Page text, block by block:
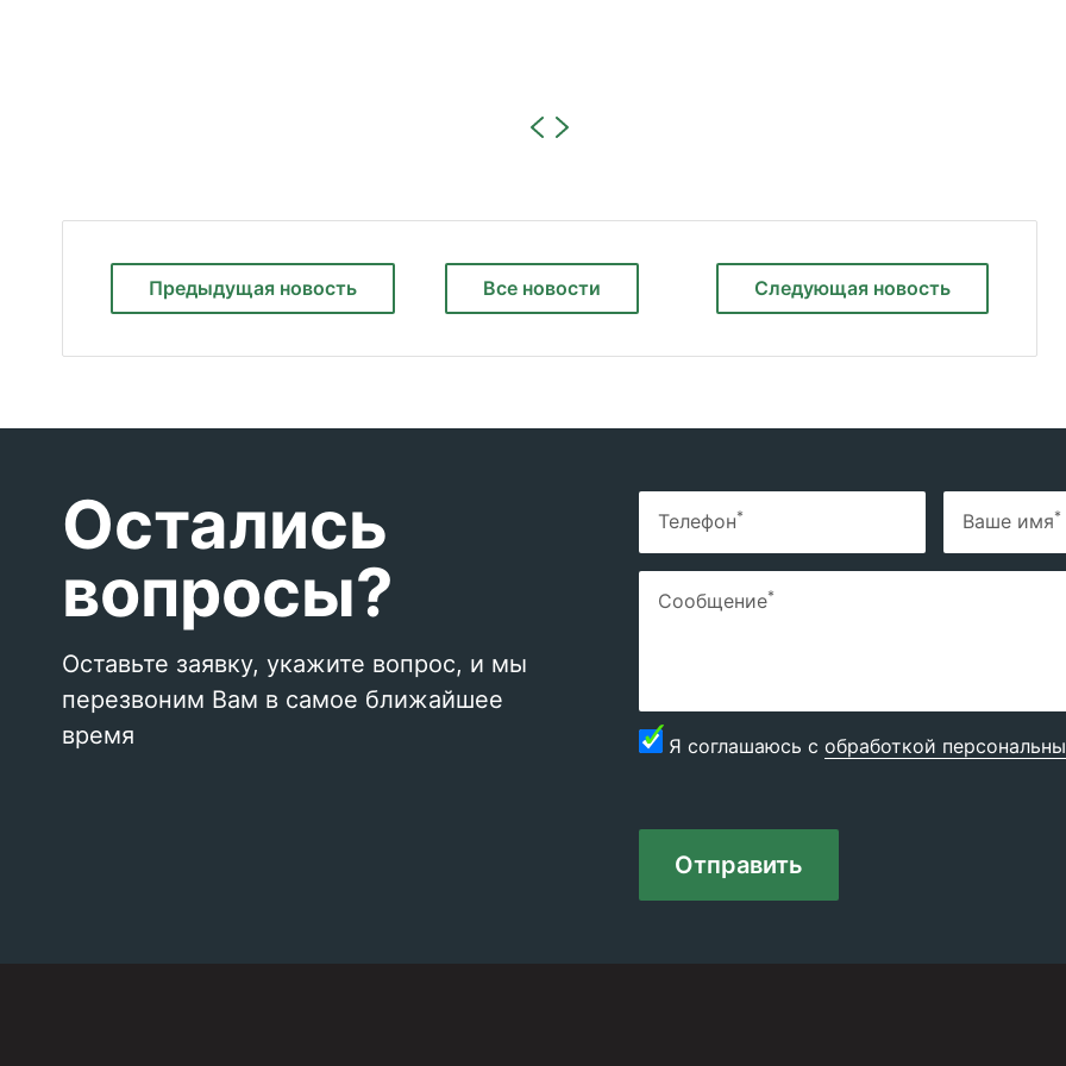
Предыдущая новость Следующая новость
Все новости
Остались
вопросы?
Оставьте заявку, укажите вопрос, и мы
перезвоним Вам в самое ближайшее
время
Телефон* Ваше имя*
Сообщение*
Я соглашаюсь с обработкой
Отправить